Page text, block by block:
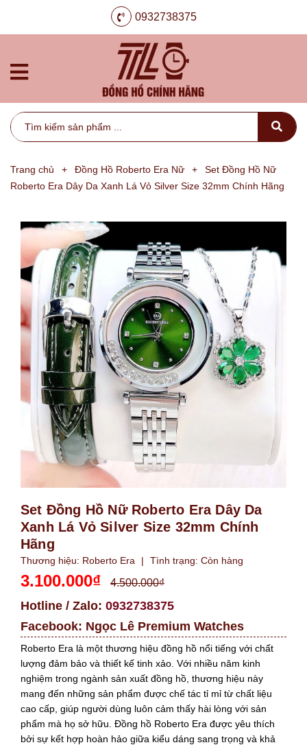
0932738375
Trang chủ + Đồng Hồ Roberto Era Nữ +
Set Đồng Hồ Nữ
Roberto Era Dây Da Xanh Lá Vỏ Silver Size 32mm Chính Hãng
Set Đồng Hồ Nữ Roberto Era Dây Da
Xanh Lá Vỏ Silver Size 32mm Chính
Hãng
Thương hiệu: Roberto Era | Tình trạng: Còn hàng
3.100.000₫ 4.500.000₫
Hotline / Zalo: 0932738375
Facebook: Ngọc Lê Premium Watches
Roberto Era là một thương hiệu đồng hồ nổi tiếng với chất
lượng đảm bảo và thiết kế tinh xảo. Với nhiều năm kinh
nghiệm trong ngành sản xuất đồng hồ, thương hiệu này
mang đến những sản phẩm được chế tác tỉ mỉ từ chất liệu
cao cấp, giúp người dùng luôn cảm thấy hài lòng với sản
phẩm mà họ sở hữu. Đồng hồ Roberto Era được yêu thích
bởi sự kết hợp hoàn hảo giữa kiểu dáng sang trọng và khả